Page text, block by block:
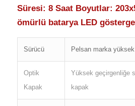
Süresi: 8 Saat Boyutlar:
ömürlü batarya LED gösterge
Sürücü Pelsan marka
Optik
Kapak
Yüksek geçirgenliğe
kapak